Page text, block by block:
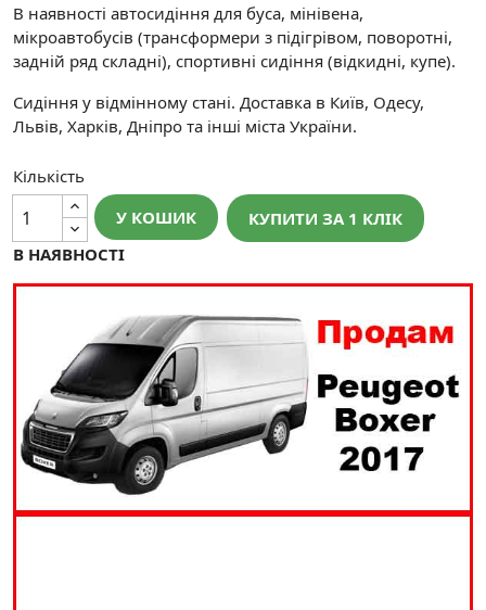
В наявності автосидіння для буса, мінівена,
мікроавтобусів (трансформери з підігрівом, поворотні,
задній ряд складні), спортивні сидіння (відкидні, купе).
Сидіння у відмінному стані. Доставка в Київ, Одесу,
Львів, Харків, Дніпро та інші міста України.
Кількість
У КОШИК
КУПИТИ ЗА 1 КЛIК
В НАЯВНОСТІ